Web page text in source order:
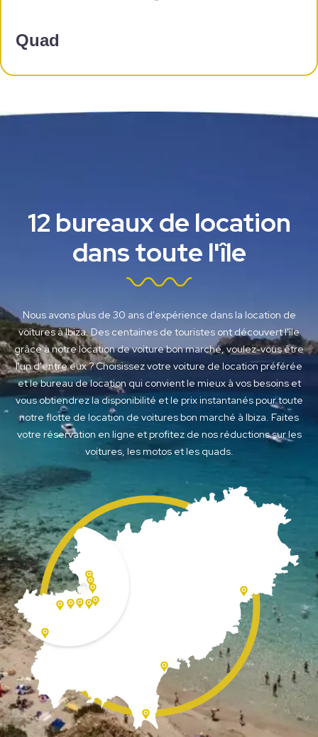
Quad
12 bureaux de location
dans toute l'île
Nous avons plus de 30 ans d'expérience dans la location de
voitures à Ibiza. Des centaines de touristes ont découvert l'île
grâce à notre location de voiture bon marché, voulez-vous être
l'un d'entre eux ? Choisissez votre voiture de location préférée
et le bureau de location qui convient le mieux à vos besoins et
vous obtiendrez la disponibilité et le prix instantanés pour toute
notre flotte de location de voitures bon marché à Ibiza. Faites
votre réservation en ligne et profitez de nos réductions sur les
voitures, les motos et les quads.